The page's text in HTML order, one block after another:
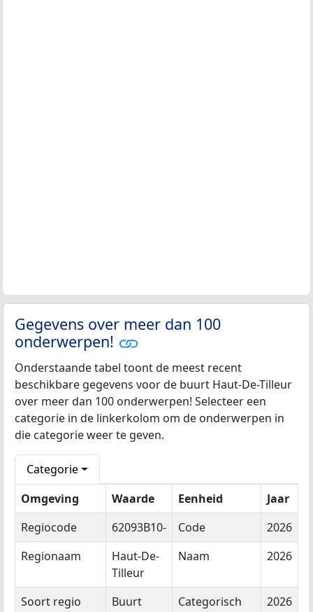
Gegevens over meer dan 100
onderwerpen!
Onderstaande tabel toont de meest recent
beschikbare gegevens voor de buurt Haut-De-Tilleur
over meer dan 100 onderwerpen! Selecteer een
categorie in de linkerkolom om de onderwerpen in
die categorie weer te geven.
Categorie
Omgeving
Waarde Eenheid
Jaar
Regiocode
62093B10- Code
2026
Regionaam
Haut-De-
Tilleur
Naam 2026
Soort regio Buurt
Categorisch
2026